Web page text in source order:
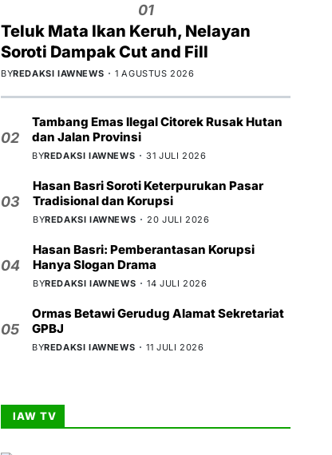
01
Teluk Mata Ikan Keruh, Nelayan
Soroti Dampak Cut and Fill
BYREDAKSI IAWNEWS 1 AGUSTUS 2026
02
Tambang Emas Ilegal Citorek Rusak Hutan
dan Jalan Provinsi
BYREDAKSI IAWNEWS 31 JULI 2026
03
Hasan Basri Soroti Keterpurukan Pasar
Tradisional dan Korupsi
BYREDAKSI IAWNEWS 20 JULI 2026
04
Hasan Basri: Pemberantasan Korupsi
Hanya Slogan Drama
BYREDAKSI IAWNEWS 14 JULI 2026
05
Ormas Betawi Gerudug Alamat Sekretariat
GPBJ
BYREDAKSI IAWNEWS 11 JULI 2026
IAW TV